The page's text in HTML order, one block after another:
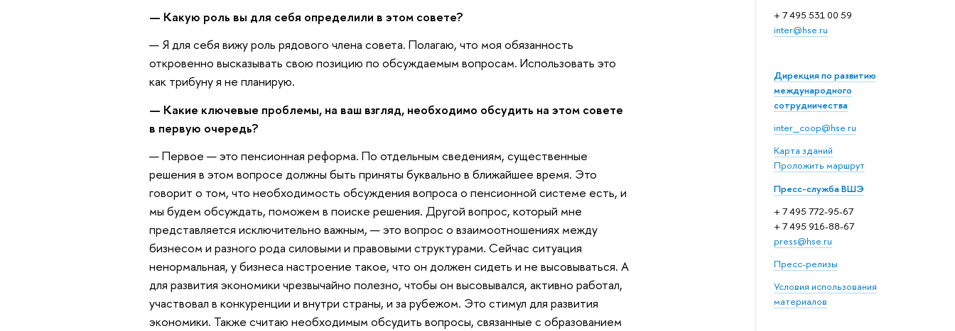
+ 7 495 531 00 59
inter@hse.ru
Дирекция по развитию
международного
сотрудничества
inter_coop@hse.ru
Карта зданий
Проложить маршрут
Пресс-служба ВШЭ
+ 7 495 772-95-67
+ 7 495 916-88-67
press@hse.ru
Пресс-релизы
Условия использования
материалов
— Какую роль вы для себя определили в этом совете?
— Я для себя вижу роль рядового члена совета. Полагаю, что моя обязанность
откровенно высказывать свою позицию по обсуждаемым вопросам. Использовать это
как трибуну я не планирую.
— Какие ключевые проблемы, на ваш взгляд, необходимо обсудить на этом совете
в первую очередь?
— Первое — это пенсионная реформа. По отдельным сведениям, существенные
решения в этом вопросе должны быть приняты буквально в ближайшее время. Это
говорит о том, что необходимость обсуждения вопроса о пенсионной системе есть, и
мы будем обсуждать, поможем в поиске решения. Другой вопрос, который мне
представляется исключительно важным, — это вопрос о взаимоотношениях между
бизнесом и разного рода силовыми и правовыми структурами. Сейчас ситуация
ненормальная, у бизнеса настроение такое, что он должен сидеть и не высовываться. А
для развития экономики чрезвычайно полезно, чтобы он высовывался, активно работал,
участвовал в конкуренции и внутри страны, и за рубежом. Это стимул для развития
экономики. Также считаю необходимым обсудить вопросы, связанные с образованием